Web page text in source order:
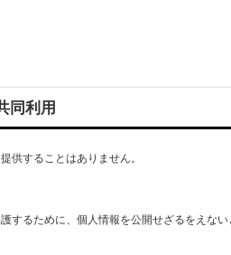
同利用
することはありません。
するために、個人情報を公開せざるをえな